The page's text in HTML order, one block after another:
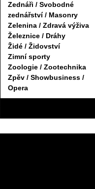
Zednáři / Svobodné
zednářství / Masonry
Zelenina / Zdravá výživa
Železnice / Dráhy
Židé / Židovství
Zimní sporty
Zoologie / Zootechnika
Zpěv / Showbusiness /
Opera